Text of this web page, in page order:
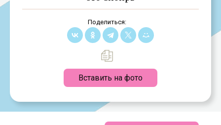
Поделиться:
Вставить на фото